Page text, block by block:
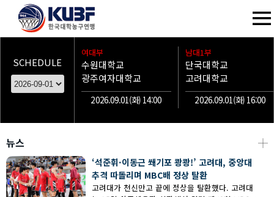
SCHEDULE
여대부
수원대학교
광주여자대학교
2026.09.01(화) 14:00
남대1부
단국대학교
고려대학교
2026.09.01(화) 16:00
뉴스 ┼
‘석준휘·이동근 쐐기포 쾅쾅!’ 고려대, 중앙대
추격 따돌리며 MBC배 정상 탈환
고려대가 천신만고 끝에 정상을 탈환했다. 고려대